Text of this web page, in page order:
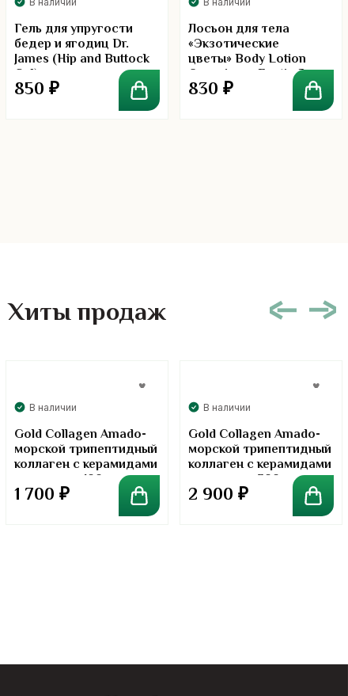
Гель для упругости
бедер и ягодиц Dr.
James (Hip and Buttock
Gel)
850 ₽
Лосьон для тела
«Экзотические
цветы» Body Lotion
Organique «Exotic flora»
830 ₽
Хиты продаж
В наличии
Gold Collagen Amado-
морской трипептидный
коллаген с керамидами
в порошке. 100 грамм
1 700 ₽
В наличии
Gold Collagen Amado-
морской трипептидный
коллаген с керамидами
в порошке. 300 грамм
2 900 ₽